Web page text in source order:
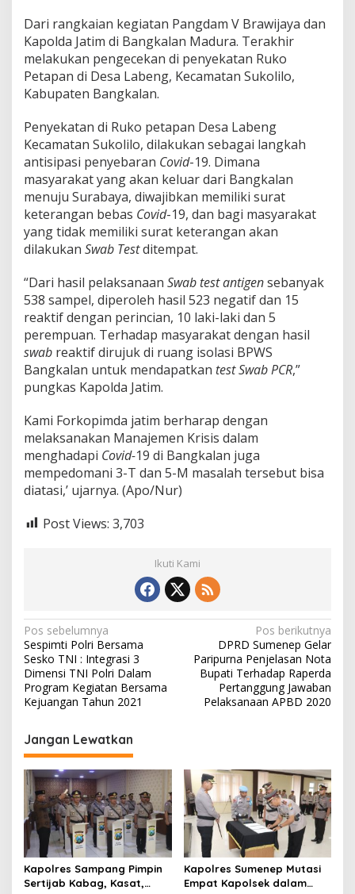
Dari rangkaian kegiatan Pangdam V Brawijaya dan
Kapolda Jatim di Bangkalan Madura. Terakhir
melakukan pengecekan di penyekatan Ruko
Petapan di Desa Labeng, Kecamatan Sukolilo,
Kabupaten Bangkalan.
Penyekatan di Ruko petapan Desa Labeng
Kecamatan Sukolilo, dilakukan sebagai langkah
antisipasi penyebaran Covid-19. Dimana
masyarakat yang akan keluar dari Bangkalan
menuju Surabaya, diwajibkan memiliki surat
keterangan bebas Covid-19, dan bagi masyarakat
yang tidak memiliki surat keterangan akan
dilakukan Swab Testditempat.
“Dari hasil pelaksanaan Swab test antigensebanyak
538 sampel, diperoleh hasil 523 negatif dan 15
reaktif dengan perincian, 10 laki-laki dan 5
perempuan. Terhadap masyarakat dengan hasil
swab reaktif dirujuk di ruang isolasi BPWS
Bangkalan untuk mendapatkan test Swab PCR,”
pungkas Kapolda Jatim.
Kami Forkopimda jatim berharap dengan
melaksanakan Manajemen Krisis dalam
menghadapi Covid-19 di Bangkalan juga
mempedomani 3-T dan 5-M masalah tersebut bisa
diatasi,’ ujarnya. (Apo/Nur)
Post Views: 3,703
Ikuti Kami
N
a
v
i
a
s
i
p
o
s
Pos sebelumnya
Sespimti Polri Bersama
Sesko TNI : Integrasi 3
Dimensi TNI Polri Dalam
Program Kegiatan Bersama
Kejuangan Tahun 2021
Pos berikutnya
DPRD Sumenep Gelar
Paripurna Penjelasan Nota
Bupati Terhadap Raperda
Pertanggung Jawaban
Pelaksanaan APBD 2020
Jangan Lewatkan
Kapolres Sampang Pimpin
Sertijab Kabag, Kasat,
Kapolres Sumenep Mutasi
Empat Kapolsek dalam